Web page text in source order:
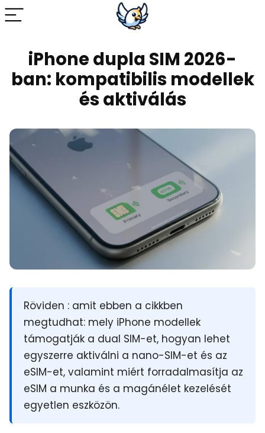
iPhone dupla SIM 2026-
ban: kompatibilis modellek
és aktiválás
Röviden : amit ebben a cikkben
megtudhat: mely iPhone modellek
támogatják a dual SIM-et, hogyan lehet
egyszerre aktiválni a nano-SIM-et és az
eSIM-et, valamint miért forradalmasítja az
eSIM a munka és a magánélet kezelését
egyetlen eszközön.